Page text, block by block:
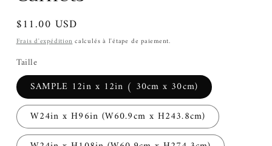
Prix
habituel
$11.00 USD
Frais d'expéditioncalculés à l'étape de paiement.
Taille
SAMPLE 12in x 12in ( 30cm x 30cm)
W24in x H96in (W60.9cm x H243.8cm)